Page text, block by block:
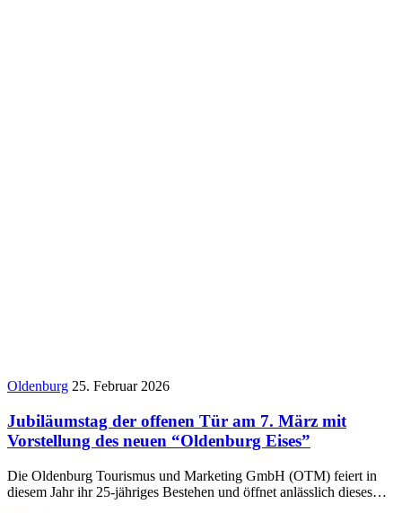
Oldenburg 25. Februar 2026
Jubiläumstag der offenen Tür am 7. März mit
Vorstellung des neuen “Oldenburg Eises”
Die Oldenburg Tourismus und Marketing GmbH (OTM) feiert in
diesem Jahr ihr 25-jähriges Bestehen und öffnet anlässlich dieses…